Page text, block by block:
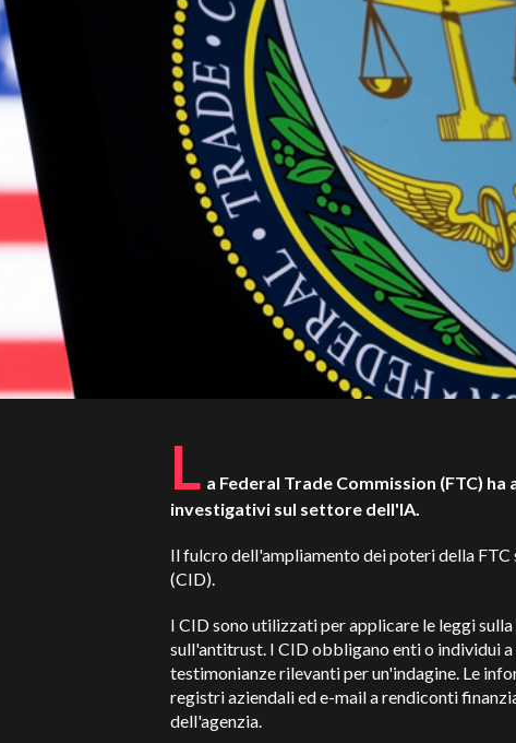
L a Federal Trade Commission (FTC)
investigativi sul settore dell'IA.
Il fulcro dell'ampliamento dei poteri della
(CID).
I CID sono utilizzati per applicare le leggi
sull'antitrust. I CID obbligano enti o individui
testimonianze rilevanti per un'indagine. Le
registri aziendali ed e-mail a rendiconti
dell'agenzia.